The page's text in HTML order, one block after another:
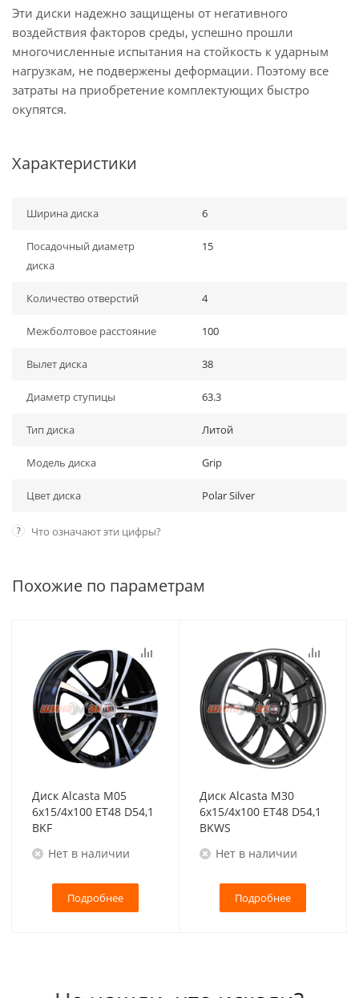
Эти диски надежно защищены от негативного
воздействия факторов среды, успешно прошли
многочисленные испытания на стойкость к ударным
нагрузкам, не подвержены деформации. Поэтому все
затраты на приобретение комплектующих быстро
окупятся.
Характеристики
Ширина диска 6
Посадочный диаметр
диска
15
Количество отверстий 4
Межболтовое расстояние 100
Вылет диска 38
Диаметр ступицы 63.3
Тип диска Литой
Модель диска Grip
Цвет диска Polar Silver
? Что означают эти цифры?
Похожие по параметрам
Диск Alcasta M05
6x15/4x100 ET48 D54,1
BKF
Нет в наличии
Подробнее
Диск Alcasta M30
6x15/4x100 ET48 D54,1
BKWS
Нет в наличии
Подробнее